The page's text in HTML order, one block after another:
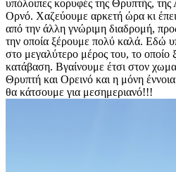
υπόλοιπες κορυφές της Θρυπτής,
Ορνό. Χαζεύουμε αρκετή ώρα κι
από την άλλη γνώριμη διαδρομή,
την οποία ξέρουμε πολύ καλά. Εδώ
στο μεγαλύτερο μέρος του, το οποίο
κατάβαση. Βγαίνουμε έτσι στον
Θρυπτή και Ορεινό και η μόνη
θα κάτσουμε για μεσημεριανό!!!